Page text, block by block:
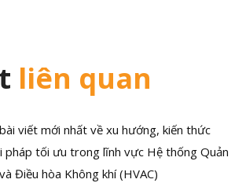
liên quan
viết mới nhất về xu hướng, kiến thức
pháp tối ưu trong lĩnh vực Hệ thống Quản
Điều hòa Không khí (HVAC)